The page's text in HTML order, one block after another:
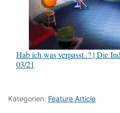
Hab ich was verpasst..? | Die
03/21
Kategorien: Feature Article